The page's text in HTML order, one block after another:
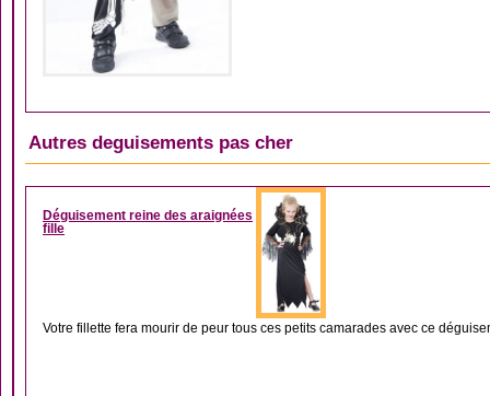
Autres deguisements pas cher
DÉGUISEMENT
Déguisement reine des araignées
fille
Votre fillette fera mourir de peur tous ces petits camarades avec ce